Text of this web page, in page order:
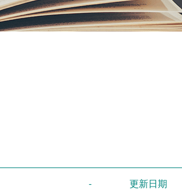
- 更新日期